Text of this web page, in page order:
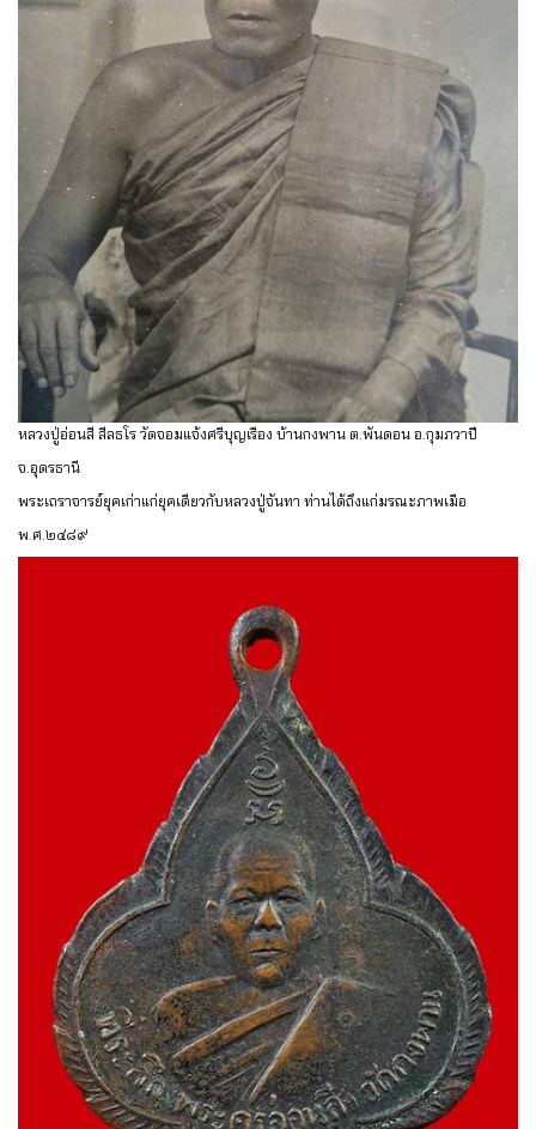
หลวงปู่อ่อนสี สีลธโร วัดจอมแจ้งศรีบุญเรือง บ้านกงพาน ต.พันดอน อ.กุมภวาปี
จ.อุดรธานี
พระเถราจารย์ยุคเก่าแก่ยุคเดียวกับหลวงปู่จันทา ท่านได้ถึงแก่มรณะภาพเมือ
พ.ศ.๒๔๘๙